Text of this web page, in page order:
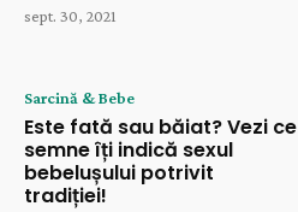
sept. 30, 2021
Sarcină & Bebe
Este fată sau băiat? Vezi ce
semne îți indică sexul
bebelușului potrivit
tradiției!